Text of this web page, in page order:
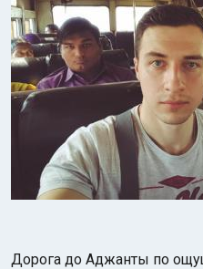
Дорога до Аджанты по